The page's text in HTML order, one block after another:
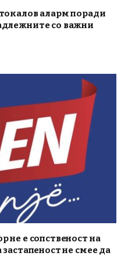
аларм поради
со важни
не е сопственост на
не смее да